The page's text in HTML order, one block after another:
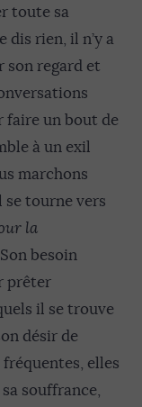
toute sa
dis rien, il n’y a
son regard et
faire un bout de
à un exil
marchons
se tourne vers
la
besoin
prêter
il se trouve
désir de
elles
souffrance,